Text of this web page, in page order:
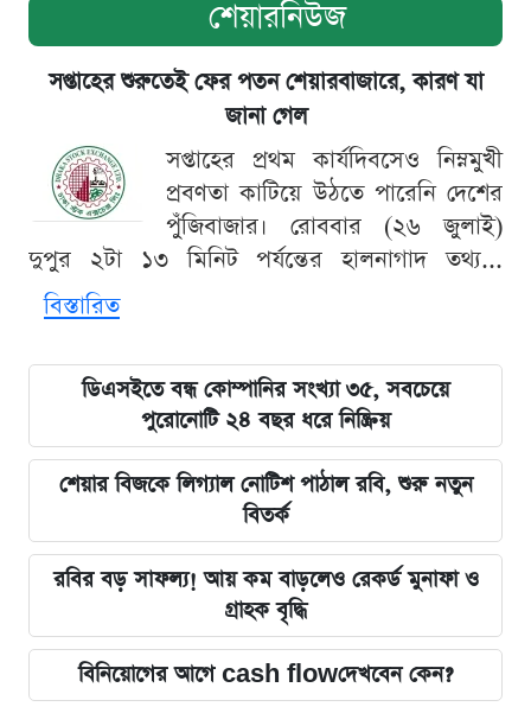
শেয়ারনিউজ
সপ্তাহের শুরুতেই ফের পতন শেয়ারবাজারে, কারণ যা
জানা গেল
সপ্তাহের প্রথম কার্যদিবসেও নিম্নমুখী
প্রবণতা কাটিয়ে উঠতে পারেনি দেশের
পুঁজিবাজার। রোববার (২৬ জুলাই)
দুপুর ২টা ১৩ মিনিট পর্যন্তের হালনাগাদ তথ্য...
বিস্তারিত
ডিএসইতে বন্ধ কোম্পানির সংখ্যা ৩৫, সবচেয়ে
পুরোনোটি ২৪ বছর ধরে নিষ্ক্রিয়
শেয়ার বিজকে লিগ্যাল নোটিশ পাঠাল রবি, শুরু নতুন
বিতর্ক
রবির বড় সাফল্য! আয় কম বাড়লেও রেকর্ড মুনাফা ও
গ্রাহক বৃদ্ধি
বিনিয়োগের আগে cash flowদেখবেন কেন?